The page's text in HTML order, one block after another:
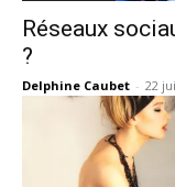
Réseaux
?
Delphine Caubet - 22